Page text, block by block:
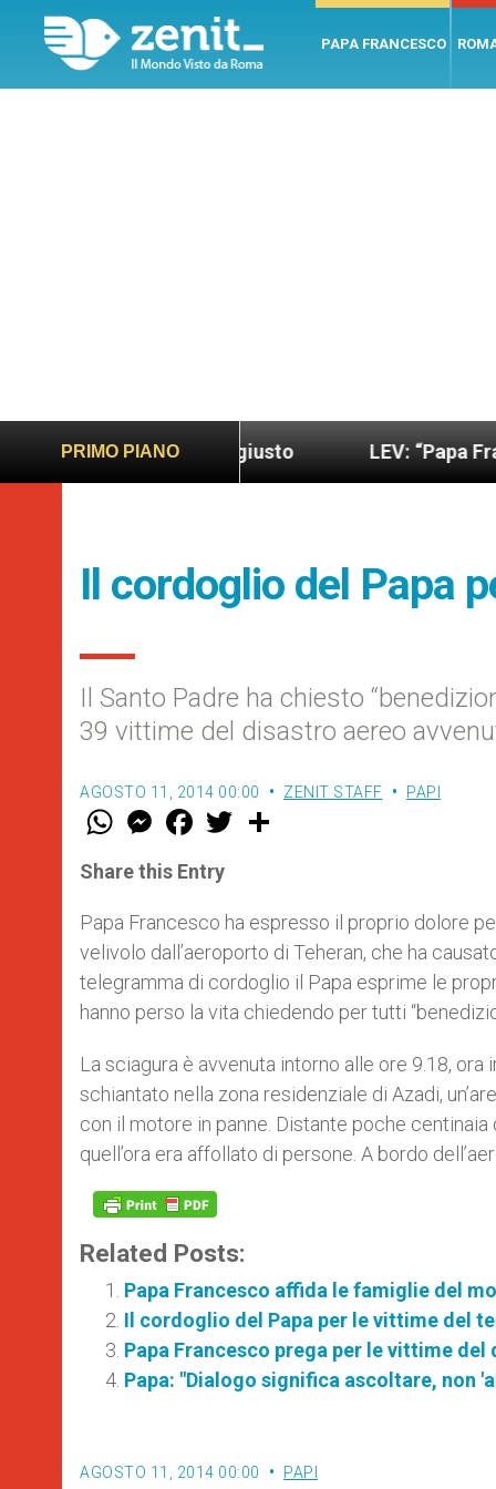
PAPA FRANCESCO
PRIMO PIANO
più sano e giusto LEV: “Papa Francesco.
Il cordoglio del Papa
Il Santo Padre ha chiesto
39 vittime del disastro aereo
AGOSTO 11, 2014 00:00 ZENIT STAFF PAPI
W
t
s
p
p
M
e
s
e
g
e
r
F
a
e
b
o
k
w
r
Share this Entry
Papa Francesco ha espresso il proprio dolore
velivolo dall’aeroporto di Teheran, che ha
telegramma di cordoglio il Papa esprime le
hanno perso la vita chiedendo per tutti
La sciagura è avvenuta intorno alle ore 9.18,
schiantato nella zona residenziale di Azadi,
con il motore in panne. Distante poche
quell’ora era affollato di persone. A bordo
Related Posts:
Papa Francesco affida le famiglie del
Il cordoglio del Papa per le vittime del
Papa Francesco prega per le vittime
Papa: "Dialogo significa ascoltare, non
AGOSTO 11, 2014 00:00 PAPI